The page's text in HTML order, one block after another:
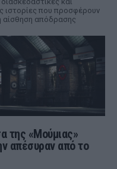
ιστορίες που προσφέρουν
αίσθηση απόδρασης
της «Μούμιας»
απέσυραν από το